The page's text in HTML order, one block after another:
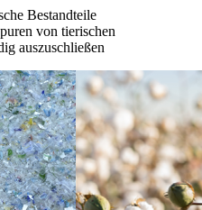
Bestandteile
von tierischen
auszuschließen